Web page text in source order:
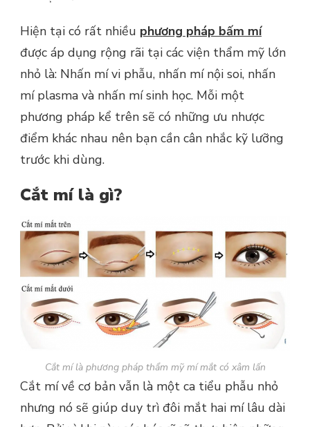
Hiện tại có rất nhiều phương pháp bấm mí
được áp dụng rộng rãi tại các viện thẩm mỹ lớn
nhỏ là: Nhấn mí vi phẫu, nhấn mí nội soi, nhấn
mí plasma và nhấn mí sinh học. Mỗi một
phương pháp kể trên sẽ có những ưu nhược
điểm khác nhau nên bạn cần cân nhắc kỹ lưỡng
trước khi dùng.
Cắt mí là gì?
Cắt mí là phương pháp thẩm mỹ mí mắt có xâm lấn
Cắt mí về cơ bản vẫn là một ca tiểu phẫu nhỏ
nhưng nó sẽ giúp duy trì đôi mắt hai mí lâu dài